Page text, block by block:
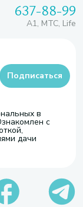
637-88-99
A1, МТС, Life
в
с
дачи
Подписаться